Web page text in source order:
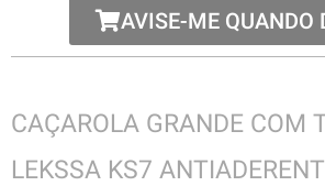
AVISE-ME QUANDO
CAÇAROLA GRANDE COM
LEKSSA KS7